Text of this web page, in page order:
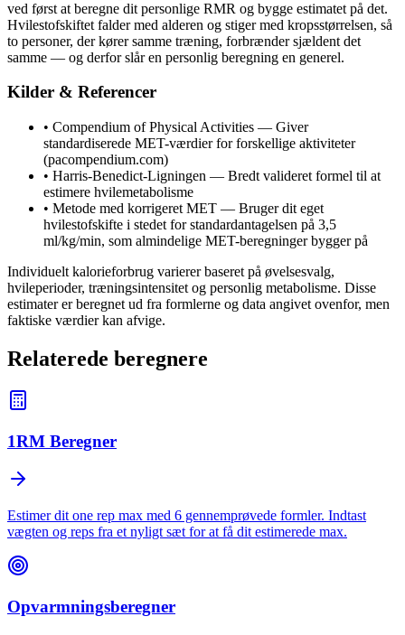
ved først at beregne dit personlige RMR og bygge estimatet på det.
Hvilestofskiftet falder med alderen og stiger med kropsstørrelsen, så
to personer, der kører samme træning, forbrænder sjældent det
samme — og derfor slår en personlig beregning en generel.
Kilder & Referencer
• Compendium of Physical Activities — Giver
standardiserede MET-værdier for forskellige aktiviteter
(pacompendium.com)
• Harris-Benedict-Ligningen — Bredt valideret formel til at
estimere hvilemetabolisme
• Metode med korrigeret MET — Bruger dit eget
hvilestofskifte i stedet for standardantagelsen på 3,5
ml/kg/min, som almindelige MET-beregninger bygger på
Individuelt kalorieforbrug varierer baseret på øvelsesvalg,
hvileperioder, træningsintensitet og personlig metabolisme. Disse
estimater er beregnet ud fra formlerne og data angivet ovenfor, men
faktiske værdier kan afvige.
Relaterede beregnere
1RM Beregner
Estimer dit one rep max med 6 gennemprøvede formler. Indtast
vægten og reps fra et nyligt sæt for at få dit estimerede max.
Opvarmningsberegner